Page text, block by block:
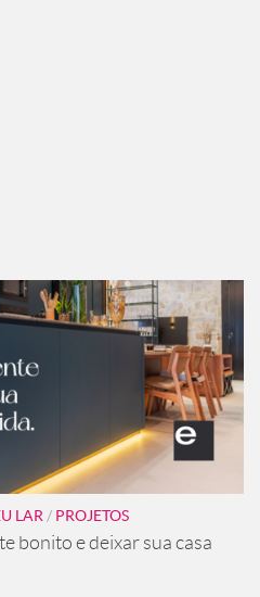
LAR/ PROJETOS
bonito e deixar sua casa